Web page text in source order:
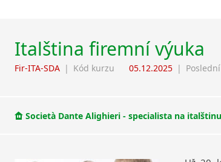
Italština firemní výuka
Fir-ITA-SDA | Kód kurzu 05.12.2025 |
Società Dante Alighieri - specialista na italštinu